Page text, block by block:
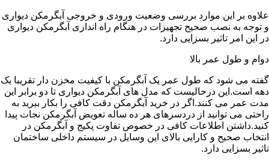
علاوه بر این موارد بررسی وضعیت ورودی و خروجی آبگرمکن دیواری
و توجه به نصب صحیح تجهیزات در هنگام راه اندازی آبگرمکن دیواری
در این امر تاثیر بسزایی دارد.
دوام و طول عمر بالا
گفته می شود که طول عمر یک آبگرمکن با کیفیت مخزن دار تقریبا یک
دهه است.این درحالیست که مدل های آبگرمکن دیواری تا دو برابر این
مدت عمر می کنند.اگر در خرید آبگرمکن دقت کافی را بکار ببرید به
راحتی می توانید از دردسرهای هر ده ساله تعویض آبگرمکن نجات پیدا
کنید.داشتن اطلاعات کافی در خصوص تفاوت پکیج و آبگرمکن در
انتخاب صحیح و کارایی بالای این وسایل در سیستم داخلی ساختمان
تاثیر بسزایی دارد.